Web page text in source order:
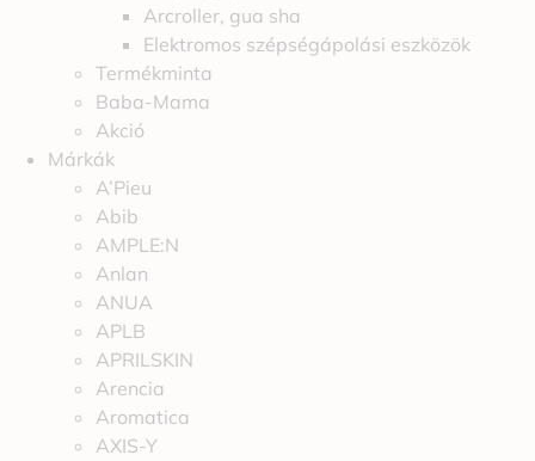
Arcroller, gua sha
Elektromos szépségápolási eszközök
Termékminta
Baba-Mama
Akció
Márkák
A’Pieu
Abib
AMPLE:N
Anlan
ANUA
APLB
APRILSKIN
Arencia
Aromatica
AXIS-Y